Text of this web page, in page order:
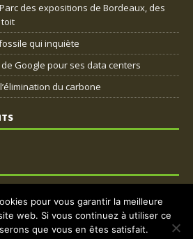
des expositions de Bordeaux, des
qui inquiète
Google pour ses data centers
du carbone
pour vous garantir la meilleure
web. Si vous continuez à utiliser ce
que vous en êtes satisfait.